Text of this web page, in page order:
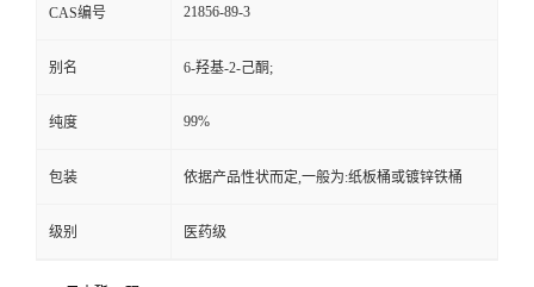
CAS编号 21856-89-3
别名 6-羟基-2-己酮;
纯度 99%
包装 依据产品性状而定,一般为:纸板桶或镀锌铁桶
级别 医药级